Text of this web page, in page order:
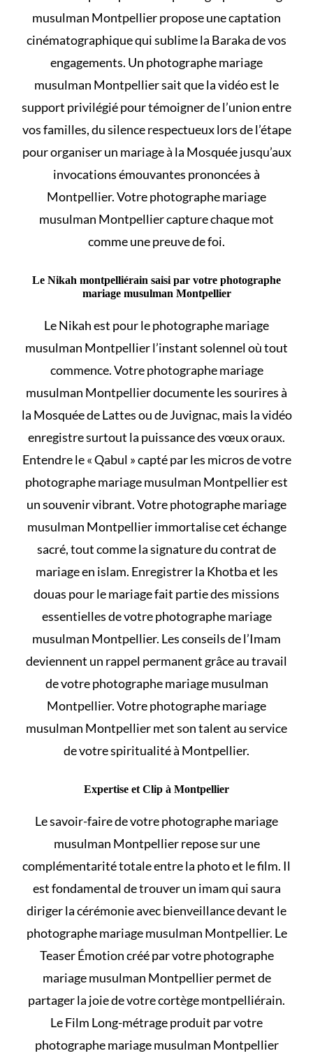
musulman Montpellier propose une captation
cinématographique qui sublime la Baraka de vos
engagements. Un photographe mariage
musulman Montpellier sait que la vidéo est le
support privilégié pour témoigner de l’union entre
vos familles, du silence respectueux lors de l’étape
pourorganiser un mariage à la Mosquéejusqu’aux
invocations émouvantes prononcées à
Montpellier. Votre photographe mariage
musulman Montpellier capture chaque mot
comme une preuve de foi.
Le Nikah montpelliérain saisi par votre photographe
mariage musulman Montpellier
LeNikahest pour le photographe mariage
musulman Montpellier l’instant solennel où tout
commence. Votre photographe mariage
musulman Montpellier documente les sourires à
la Mosquée de Lattes ou de Juvignac, mais la vidéo
enregistre surtout la puissance des vœux oraux.
Entendre le « Qabul » capté par les micros de votre
photographe mariage musulman Montpellier est
un souvenir vibrant. Votre photographe mariage
musulman Montpellier immortalise cet échange
sacré, tout comme la signature ducontrat de
mariage en islam. Enregistrer la Khotba et les
douas pour le mariagefait partie des missions
essentielles de votre photographe mariage
musulman Montpellier. Les conseils de l’Imam
deviennent un rappel permanent grâce au travail
de votre photographe mariage musulman
Montpellier. Votre photographe mariage
musulman Montpellier met son talent au service
de votre spiritualité à Montpellier.
Expertise et Clip à Montpellier
Le savoir-faire de votre photographe mariage
musulman Montpellier repose sur une
complémentarité totale entre la photo et le film. Il
est fondamental detrouver un imamqui saura
diriger la cérémonie avec bienveillance devant le
photographe mariage musulman Montpellier. Le
Teaser Émotion créé par votre photographe
mariage musulman Montpellier permet de
partager la joie de votre cortège montpelliérain.
Le Film Long-métrage produit par votre
photographe mariage musulman Montpellier